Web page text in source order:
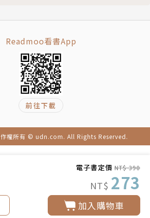
電子書定價 NT$ 390
NT$ 273
加入購物車
久的人。以外，他也是許多醫生遇到
求建議的對象。
。出版編輯資歷近二十年，現為自由
。喜愛探索身心靈的奧祕，也喜歡接
行、文學、人文關懷的事物。譯有
《大商人的祕密》《天空來的人》。
Readmoo看書App
前往下載
作權所有 © udn.com. All Rights Reserved.